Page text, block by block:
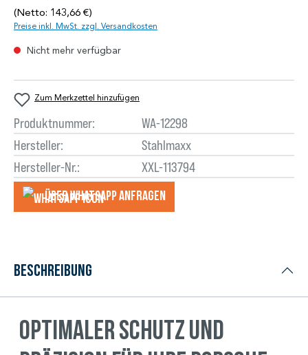
(Netto: 143,66 €)
Preise inkl. MwSt. zzgl. Versandkosten
Nicht mehr verfügbar
Zum Merkzettel hinzufügen
Produktnummer:
WA-12298
Hersteller:
Stahlmaxx
Hersteller-Nr.:
XXL-113794
Über WhatsApp anfragеn
Beschreibung
Optimaler Schutz und